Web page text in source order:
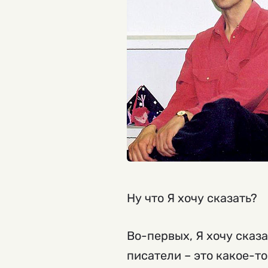
Ну что Я хочу сказать?
Во-первых, Я хочу
писатели – это какое-